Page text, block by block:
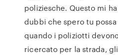
poliziesche. Questo mi
dubbi che spero tu
quando i poliziotti
ricercato per la strada,